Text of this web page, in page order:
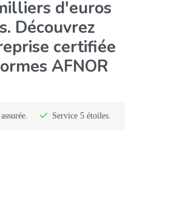
mal
d'euros
Découvrez
certifiée
AFNOR